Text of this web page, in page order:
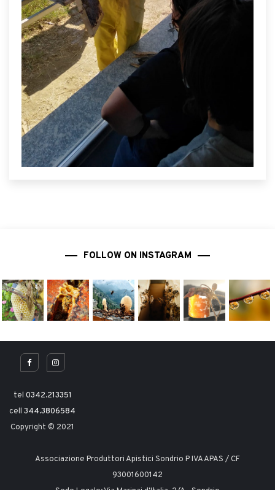
FOLLOW ON INSTAGRAM
tel 0342.213351
cell 344.3806584
Copyright © 2021
Associazione Produttori Apistici Sondrio P IVA APAS / CF
93001600142